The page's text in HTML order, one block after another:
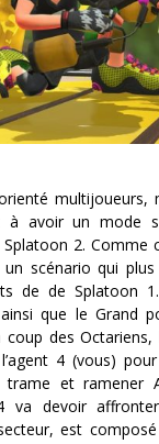
multijoueurs,
à avoir un mode
2. Comme
scénario qui
de de Splatoon
que le Grand
coup des
4 (vous)
et ramener
va devoir
est